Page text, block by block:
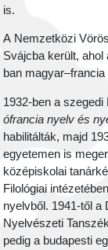
is.
A Nemzetközi
Svájcba került, ahol
ban
1932-ben a
ófrancia nyelv és
habilitálták, majd
egyetemen is
középiskolai
Filológiai
nyelvből. 1941-től a
Nyelvészeti
pedig a budapesti